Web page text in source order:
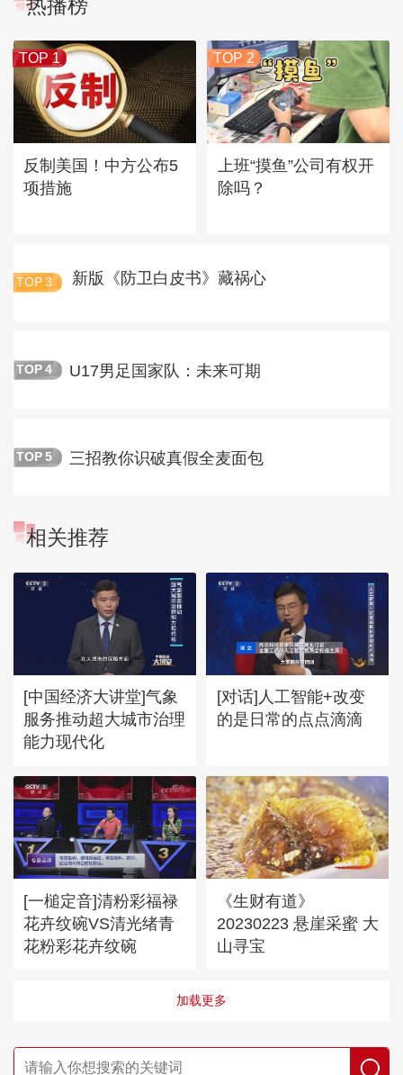
热播榜
TOP 1
反制美国！中方公布5
项措施
TOP 2
上班“摸鱼”公司有权开
除吗？
TOP 3 新版《防卫白皮书》藏祸心
TOP 4 U17男足国家队：未来可期
TOP 5 三招教你识破真假全麦面包
相关推荐
[中国经济大讲堂]气象
服务推动超大城市治理
能力现代化
[对话]人工智能+改变
的是日常的点点滴滴
[一槌定音]清粉彩福禄
花卉纹碗VS清光绪青
花粉彩花卉纹碗
《生财有道》
20230223 悬崖采蜜 大
山寻宝
加载更多